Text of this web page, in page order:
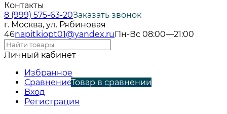
Контакты
8 (999) 575-63-20Заказать звонок
г. Москва, ул. Рябиновая
46napitkiopt01@yandex.ru Пн-Вс 08:00—21:00
Личный кабинет
Избранное
СравнениеТовар в сравнении
Вход
Регистрация